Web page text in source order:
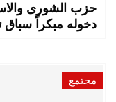
حزب الشورى
دخوله مبكراً
مجتمع